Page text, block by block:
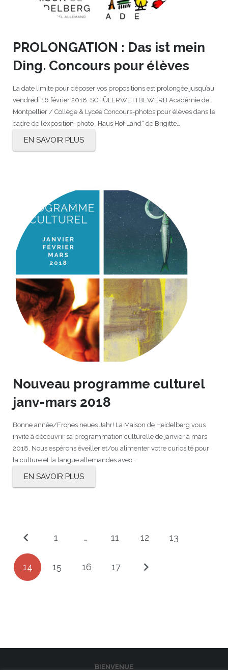
PROLONGATION : Das ist mein
Ding. Concours pour élèves
La date limite pour déposer vos propositions est prolongée jusqu’au
vendredi 16 février 2018. SCHÜLERWETTBEWERB Académie de
Montpellier / Collège & Lycée Concours-photos pour élèves dans le
cadre de l’exposition-photo „Haus Hof Land“ de Brigitte…
EN SAVOIR PLUS
Nouveau programme culturel
janv-mars 2018
Bonne année/Frohes neues Jahr! La Maison de Heidelberg vous
invite à découvrir sa programmation culturelle de janvier à mars
2018. Nous espérons éveiller et/ou alimenter votre curiosité pour
la culture et la langue allemandes avec…
EN SAVOIR PLUS
1 … 11 12 13
14 15 16 17
BIENVENUE